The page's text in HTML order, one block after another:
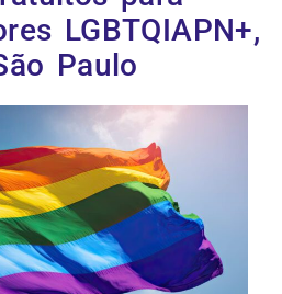
LGBTQIAPN+,
Paulo